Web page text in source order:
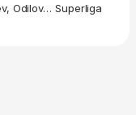
Odilov… Superliga